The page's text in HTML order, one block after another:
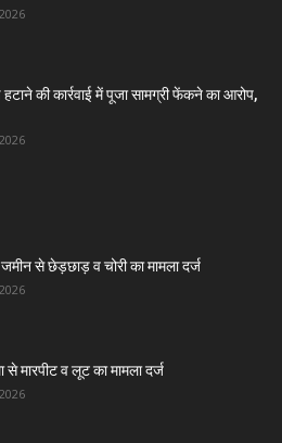
की कार्रवाई में पूजा सामग्री फेंकने का आरोप,
से छेड़छाड़ व चोरी का मामला दर्ज
से मारपीट व लूट का मामला दर्ज